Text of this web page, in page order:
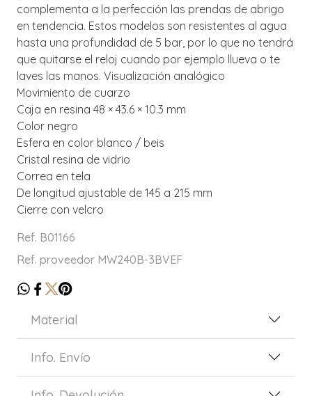
complementa a la perfección las prendas de abrigo
en tendencia. Estos modelos son resistentes al agua
hasta una profundidad de 5 bar, por lo que no tendrá
que quitarse el reloj cuando por ejemplo llueva o te
laves las manos. Visualización analógico
Movimiento de cuarzo
Caja en resina 48 × 43.6 × 10.3 mm
Color negro
Esfera en color blanco / beis
Cristal resina de vidrio
Correa en tela
De longitud ajustable de 145 a 215 mm
Cierre con velcro
Ref. B01166
Ref. proveedor MW240B-3BVEF
Material
Info. Envío